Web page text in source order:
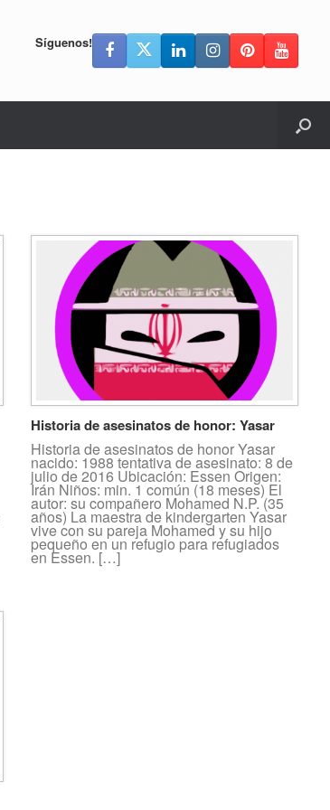
Síguenos!
Historia de asesinatos de honor: Yasar
Historia de asesinatos de honor Yasar
nacido: 1988 tentativa de asesinato: 8 de
julio de 2016 Ubicación: Essen Origen:
Irán Niños: min. 1 común (18 meses) El
autor: su compañero Mohamed N.P. (35
años) La maestra de kindergarten Yasar
vive con su pareja Mohamed y su hijo
pequeño en un refugio para refugiados
en Essen. […]